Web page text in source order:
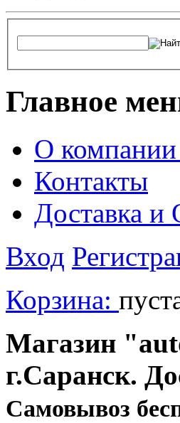
Главное
О компании
Контакты
Доставка и
Вход
Корзина:
Магазин
г.Саранск.
Cамовывоз